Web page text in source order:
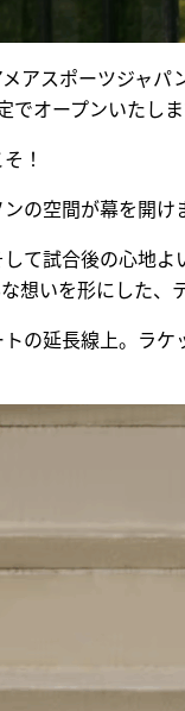
アスポーツジャ
オープンいたしま
！
の空間が幕を開け
て試合後の心地
想いを形にした、
の延長線上。ラ